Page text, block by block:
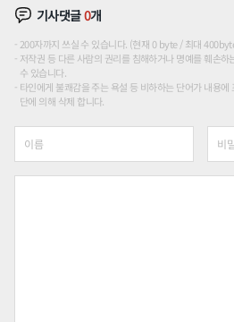
기사댓글0개
200자까지 쓰실 수 있습니다. (현재 0 byte / 최대
저작권 등 다른 사람의 권리를 침해하거나 명예를 훼손
수 있습니다.
타인에게 불쾌감을 주는 욕설 등 비하하는 단어가 내용
단에 의해 삭제 합니다.